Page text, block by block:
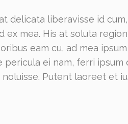
delicata liberavisse id
ex mea. His at soluta
eam cu, ad mea
ei nam, ferri
Putent laoreet et